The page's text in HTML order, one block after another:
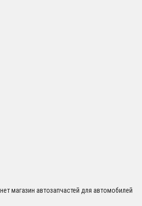
магазин автозапчастей для автомобилей